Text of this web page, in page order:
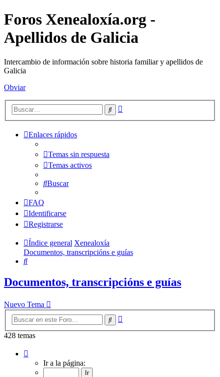
Foros Xenealoxía.org -
Apellidos de Galicia
Intercambio de información sobre historia familiar y apellidos de
Galicia
Obviar
Buscar
Enlaces rápidos
Temas sin respuesta
Temas activos
Buscar
FAQ
Identificarse
Registrarse
Índice general Xenealoxía
Documentos, transcripcións e guías
Buscar
Documentos, transcripcións e guías
Nuevo Tema
Buscar
428 temas
Ir a la página: